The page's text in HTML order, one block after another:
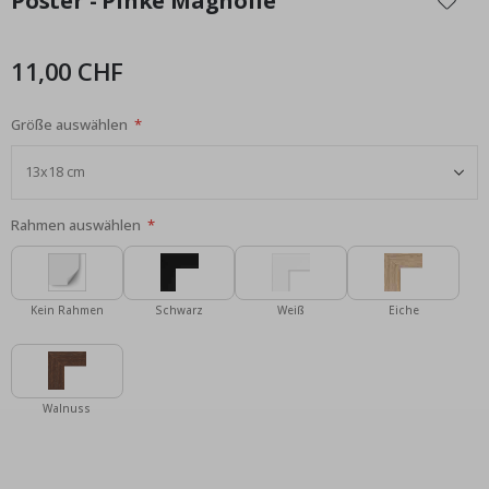
der
11,00 CHF
Größe auswählen
Rahmen auswählen
Kein Rahmen Schwarz Weiß Eiche
Walnuss